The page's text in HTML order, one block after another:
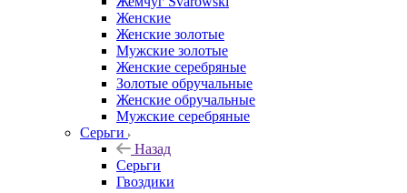
Женские
Женские золотые
Мужские золотые
Женские серебряные
Золотые обручальные
Женские обручальные
Мужские серебряные
Серьги
Назад
Серьги
Гвоздики